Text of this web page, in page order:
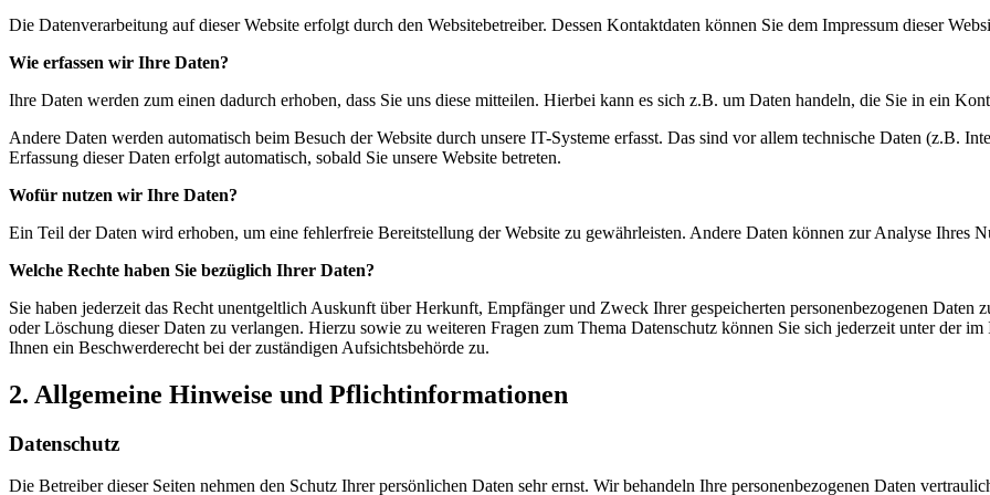
Die Datenverarbeitung auf dieser Website erfolgt durch den Websitebetreiber. Dessen Kontaktdaten können Sie dem Impressum dieser
Wie erfassen wir Ihre Daten?
Ihre Daten werden zum einen dadurch erhoben, dass Sie uns diese mitteilen. Hierbei kann es sich z.B. um Daten handeln, die Sie in ein
Andere Daten werden automatisch beim Besuch der Website durch unsere IT-Systeme erfasst. Das sind vor allem technische Daten (z.B.
Erfassung dieser Daten erfolgt automatisch, sobald Sie unsere Website betreten.
Wofür nutzen wir Ihre Daten?
Ein Teil der Daten wird erhoben, um eine fehlerfreie Bereitstellung der Website zu gewährleisten. Andere Daten können zur Analyse Ihres
Welche Rechte haben Sie bezüglich Ihrer Daten?
Sie haben jederzeit das Recht unentgeltlich Auskunft über Herkunft, Empfänger und Zweck Ihrer gespeicherten personenbezogenen Daten
oder Löschung dieser Daten zu verlangen. Hierzu sowie zu weiteren Fragen zum Thema Datenschutz können Sie sich jederzeit unter der
Ihnen ein Beschwerderecht bei der zuständigen Aufsichtsbehörde zu.
2. Allgemeine Hinweise und Pflichtinformationen
Datenschutz
Die Betreiber dieser Seiten nehmen den Schutz Ihrer persönlichen Daten sehr ernst. Wir behandeln Ihre personenbezogenen Daten